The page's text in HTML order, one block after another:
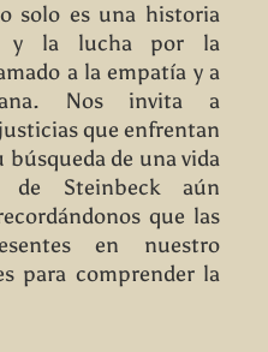
solo es una historia
y la lucha por la
a la empatía y a
Nos invita a
que enfrentan
búsqueda de una vida
de Steinbeck aún
que las
en nuestro
para comprender la